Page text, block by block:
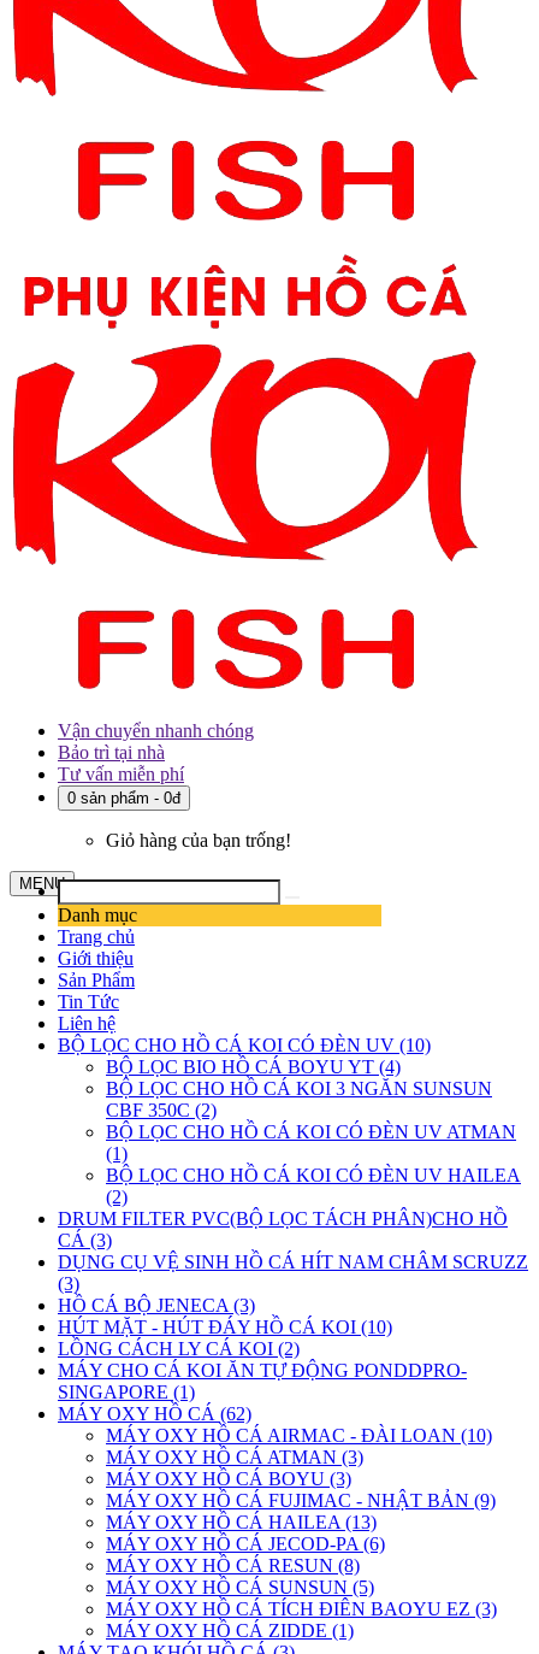
Vận chuyển nhanh chóng
Bảo trì tại nhà
Tư vấn miễn phí
0 sản phẩm - 0đ
Giỏ hàng của bạn trống!
MENU
Danh mục
Trang chủ
Giới thiệu
Sản Phẩm
Tin Tức
Liên hệ
BỘ LỌC CHO HỒ CÁ KOI CÓ ĐÈN UV (10)
BỘ LỌC BIO HỒ CÁ BOYU YT (4)
BỘ LỌC CHO HỒ CÁ KOI 3 NGĂN SUNSUN
CBF 350C (2)
BỘ LỌC CHO HỒ CÁ KOI CÓ ĐÈN UV ATMAN
(1)
BỘ LỌC CHO HỒ CÁ KOI CÓ ĐÈN UV HAILEA
(2)
DRUM FILTER PVC(BỘ LỌC TÁCH PHÂN)CHO HỒ
CÁ (3)
DỤNG CỤ VỆ SINH HỒ CÁ HÍT NAM CHÂM SCRUZZ
(3)
HỒ CÁ BỘ JENECA (3)
HÚT MẶT - HÚT ĐÁY HỒ CÁ KOI (10)
LỒNG CÁCH LY CÁ KOI (2)
MÁY CHO CÁ KOI ĂN TỰ ĐỘNG PONDDPRO-
SINGAPORE (1)
MÁY OXY HỒ CÁ (62)
MÁY OXY HỒ CÁ AIRMAC - ĐÀI LOAN (10)
MÁY OXY HỒ CÁ ATMAN (3)
MÁY OXY HỒ CÁ BOYU (3)
MÁY OXY HỒ CÁ FUJIMAC - NHẬT BẢN (9)
MÁY OXY HỒ CÁ HAILEA (13)
MÁY OXY HỒ CÁ JECOD-PA (6)
MÁY OXY HỒ CÁ RESUN (8)
MÁY OXY HỒ CÁ SUNSUN (5)
MÁY OXY HỒ CÁ TÍCH ĐIÊN BAOYU EZ (3)
MÁY OXY HỒ CÁ ZIDDE (1)